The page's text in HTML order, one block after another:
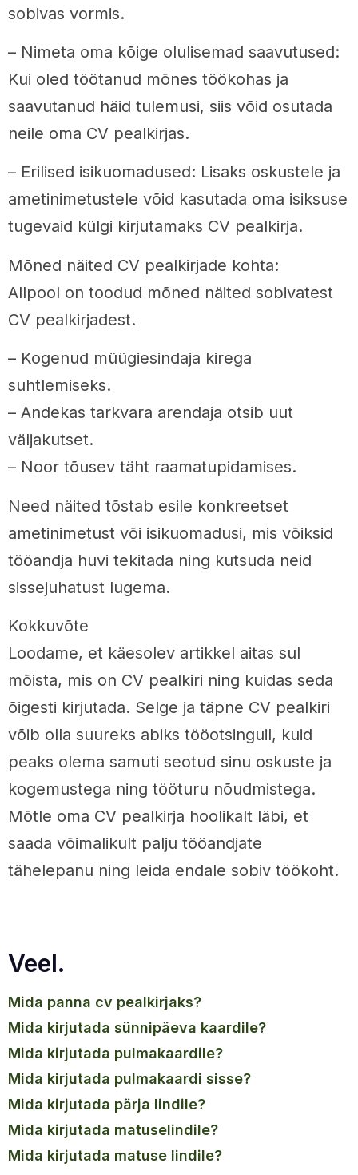
sobivas vormis.
– Nimeta oma kõige olulisemad saavutused:
Kui oled töötanud mõnes töökohas ja
saavutanud häid tulemusi, siis võid osutada
neile oma CV pealkirjas.
– Erilised isikuomadused: Lisaks oskustele ja
ametinimetustele võid kasutada oma isiksuse
tugevaid külgi kirjutamaks CV pealkirja.
Mõned näited CV pealkirjade kohta:
Allpool on toodud mõned näited sobivatest
CV pealkirjadest.
– Kogenud müügiesindaja kirega
suhtlemiseks.
– Andekas tarkvara arendaja otsib uut
väljakutset.
– Noor tõusev täht raamatupidamises.
Need näited tõstab esile konkreetset
ametinimetust või isikuomadusi, mis võiksid
tööandja huvi tekitada ning kutsuda neid
sissejuhatust lugema.
Kokkuvõte
Loodame, et käesolev artikkel aitas sul
mõista, mis on CV pealkiri ning kuidas seda
õigesti kirjutada. Selge ja täpne CV pealkiri
võib olla suureks abiks tööotsinguil, kuid
peaks olema samuti seotud sinu oskuste ja
kogemustega ning tööturu nõudmistega.
Mõtle oma CV pealkirja hoolikalt läbi, et
saada võimalikult palju tööandjate
tähelepanu ning leida endale sobiv töökoht.
Veel.
mida panna cv pealkirjaks?
mida kirjutada sünnipäeva kaardile?
mida kirjutada pulmakaardile?
mida kirjutada pulmakaardi sisse?
mida kirjutada pärja lindile?
mida kirjutada matuselindile?
mida kirjutada matuse lindile?